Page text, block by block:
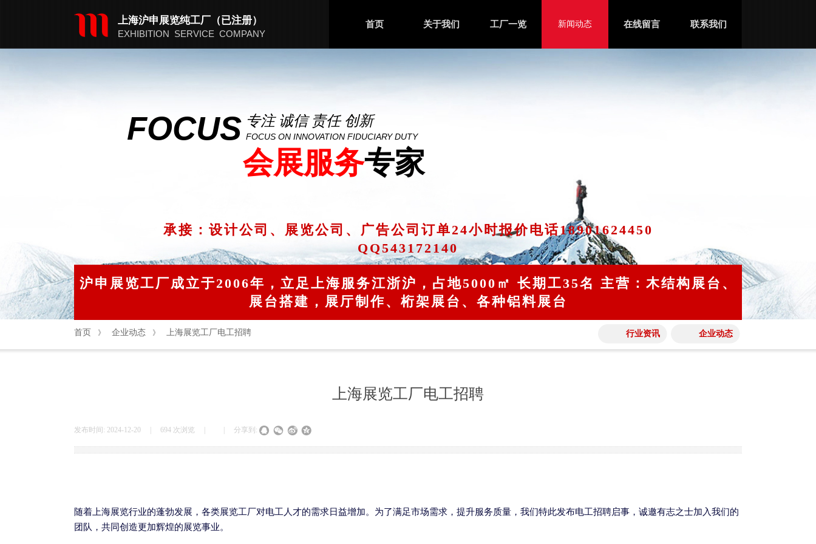
首页 关于我们 工厂一览 新闻动态 在线留言 联系我们
​​上海沪申展览纯工厂（已注册）
EXHIBITION SERVICE COMPANY
FOCUS 专注 诚信 责任 创新
FOCUS ON INNOVATION FIDUCIARY DUTY
会展服务专家
承接：设计公司、展览公司、广告公司订单24小时报价电话18901624450
QQ543172140
沪申展览工厂成立于2006年，立足上海服务江浙沪，占地5000㎡​ 长期工35名 主营：木结构展台、
展台搭建，展厅制作、桁架展台、各种铝料展台
首页 》 企业动态 》 上海展览工厂电工招聘 行业资讯 企业动态
上海展览工厂电工招聘
发布时间: 2024-12-20 694 次浏览 分享到:
随着上海展览行业的蓬勃发展，各类展览工厂对电工人才的需求日益增加。为了满足市场需求，提升服务质量，我们特此发布电工招聘启事，诚邀有志之士加入我们的
团队，共同创造更加辉煌的展览事业。